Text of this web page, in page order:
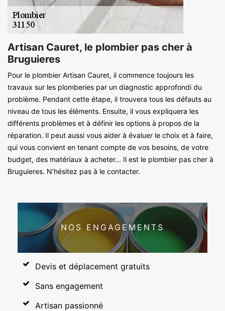
Artisan Cauret, le plombier pas cher à
Bruguieres
Pour le plombier Artisan Cauret, il commence toujours les
travaux sur les plomberies par un diagnostic approfondi du
problème. Pendant cette étape, il trouvera tous les défauts au
niveau de tous les éléments. Ensuite, il vous expliquera les
différents problèmes et à définir les options à propos de la
réparation. Il peut aussi vous aider à évaluer le choix et à faire,
qui vous convient en tenant compte de vos besoins, de votre
budget, des matériaux à acheter... Il est le plombier pas cher à
Bruguieres. N’hésitez pas à le contacter.
NOS ENGAGEMENTS
Devis et déplacement gratuits
Sans engagement
Artisan passionné